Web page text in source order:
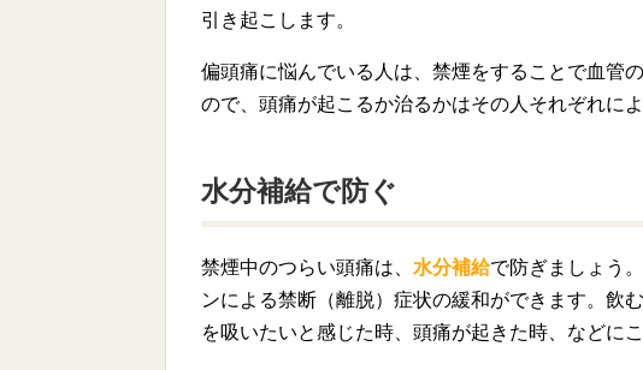
引き起こします。
偏頭痛に悩んでいる人は、禁煙をすることで血管
ので、頭痛が起こるか治るかはその人それぞれに
水分補給で防ぐ
禁煙中のつらい頭痛は、 水分補給で防ぎましょう
ンによる禁断（離脱）症状の緩和ができます。飲
を吸いたいと感じた時、頭痛が起きた時、などに